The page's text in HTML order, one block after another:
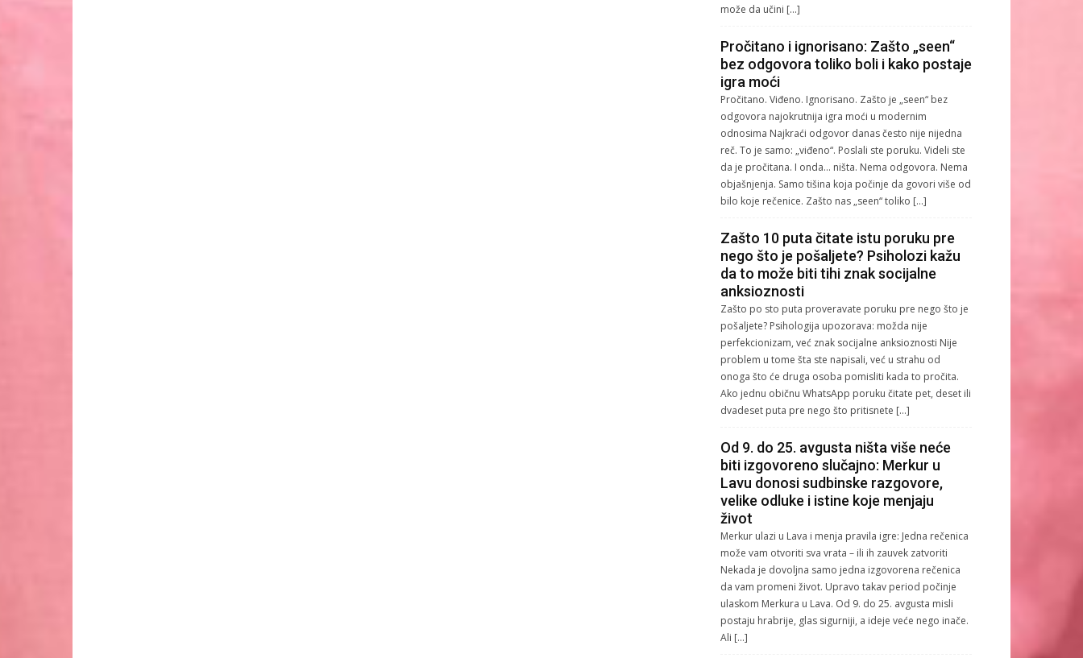
može da učini […]
Pročitano i ignorisano: Zašto „seen“
bez odgovora toliko boli i kako postaje
igra moći
Pročitano. Viđeno. Ignorisano. Zašto je „seen“ bez
odgovora najokrutnija igra moći u modernim
odnosima Najkraći odgovor danas često nije nijedna
reč. To je samo: „viđeno“. Poslali ste poruku. Videli ste
da je pročitana. I onda… ništa. Nema odgovora. Nema
objašnjenja. Samo tišina koja počinje da govori više od
bilo koje rečenice. Zašto nas „seen“ toliko […]
Zašto 10 puta čitate istu poruku pre
nego što je pošaljete? Psiholozi kažu
da to može biti tihi znak socijalne
anksioznosti
Zašto po sto puta proveravate poruku pre nego što je
pošaljete? Psihologija upozorava: možda nije
perfekcionizam, već znak socijalne anksioznosti Nije
problem u tome šta ste napisali, već u strahu od
onoga što će druga osoba pomisliti kada to pročita.
Ako jednu običnu WhatsApp poruku čitate pet, deset ili
dvadeset puta pre nego što pritisnete […]
Od 9. do 25. avgusta ništa više neće
biti izgovoreno slučajno: Merkur u
Lavu donosi sudbinske razgovore,
velike odluke i istine koje menjaju
život
Merkur ulazi u Lava i menja pravila igre: Jedna rečenica
može vam otvoriti sva vrata – ili ih zauvek zatvoriti
Nekada je dovoljna samo jedna izgovorena rečenica
da vam promeni život. Upravo takav period počinje
ulaskom Merkura u Lava. Od 9. do 25. avgusta misli
postaju hrabrije, glas sigurniji, a ideje veće nego inače.
Ali […]